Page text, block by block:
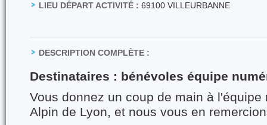
LIEU DÉPART ACTIVITÉ : 69100 VILLEURBANNE
DESCRIPTION COMPLÈTE :
Destinataires : bénévoles équipe
Vous donnez un coup de main à l'équipe
Alpin de Lyon, et nous vous en